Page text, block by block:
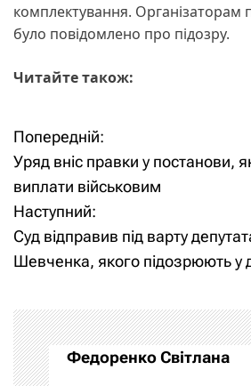
комплектування. Організаторам
було повідомлено про підозру.
Читайте також:
Н
а
в
і
а
ц
Попередній:
Уряд вніс правки у постанови,
виплати військовим
Наступний:
Суд відправив під варту
Шевченка, якого підозрюють у
Федоренко Світлана